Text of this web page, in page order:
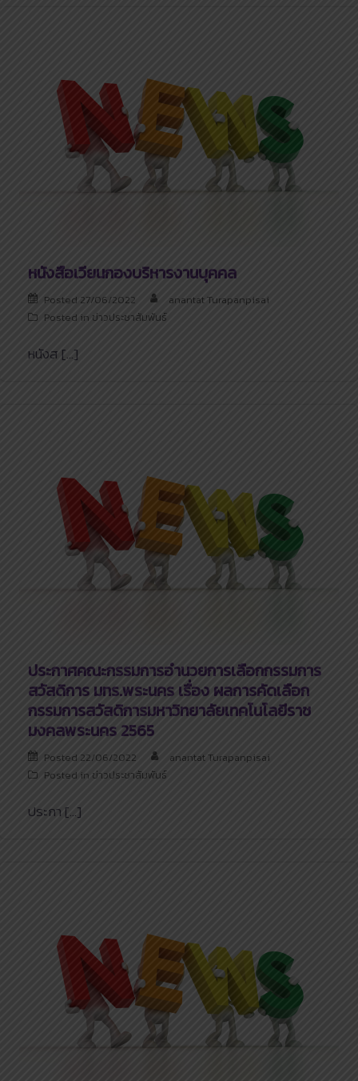
หนังสือเวียนกองบริหารงานบุคคล
Posted 27/06/2022
anantat Turapanpisai
Posted in ข่าวประชาสัมพันธ์
หนังส […]
ประกาศคณะกรรมการอำนวยการเลือกกรรมการ
สวัสดิการ มทร.พระนคร เรื่อง ผลการคัดเลือก
กรรมการสวัสดิการมหาวิทยาลัยเทคโนโลยีราช
มงคลพระนคร 2565
Posted 22/06/2022
anantat Turapanpisai
Posted in ข่าวประชาสัมพันธ์
ประกา […]